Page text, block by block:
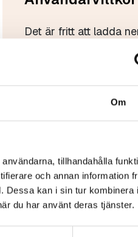
Om
tillhandahålla
och annan information
Dessa kan i sin tur kombinera
du har använt deras tjänster.
Det är fritt att ladda
Om en bild ska
Gjuteriföreningen.
Bilderna får inte
Bilderna får inte
vidare.
Bildrättigheterna
respektive fotograf.